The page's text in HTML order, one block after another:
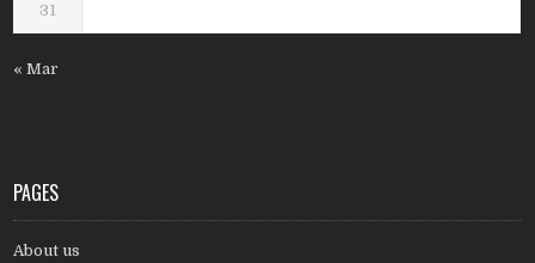
31
« Mar
PAGES
About us